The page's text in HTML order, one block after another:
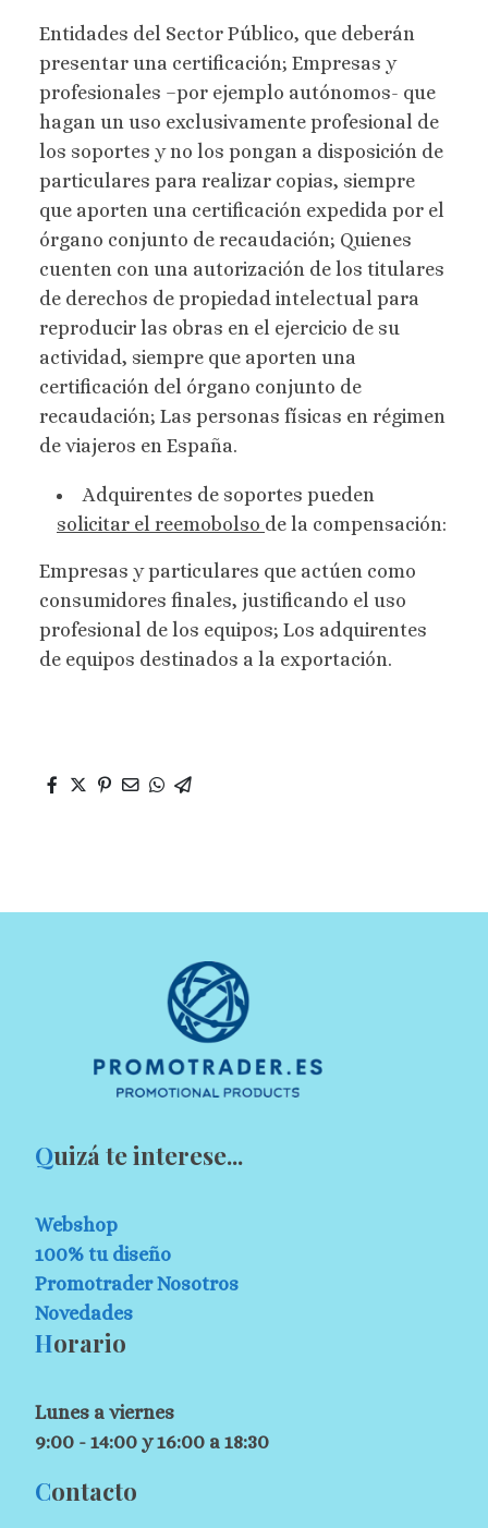
Entidades del Sector Público, que deberán
presentar una certificación; Empresas y
profesionales –por ejemplo autónomos- que
hagan un uso exclusivamente profesional de
los soportes y no los pongan a disposición de
particulares para realizar copias, siempre
que aporten una certificación expedida por el
órgano conjunto de recaudación; Quienes
cuenten con una autorización de los titulares
de derechos de propiedad intelectual para
reproducir las obras en el ejercicio de su
actividad, siempre que aporten una
certificación del órgano conjunto de
recaudación; Las personas físicas en régimen
de viajeros en España.
Adquirentes de soportes pueden
solicitar el reemobolso de la compensación:
Empresas y particulares que actúen como
consumidores finales, justificando el uso
profesional de los equipos; Los adquirentes
de equipos destinados a la exportación.
Quizá te interese...
Webshop
100% tu diseño
Promotrader Nosotros
Novedades
Horario
Lunes a viernes
9:00 - 14:00 y 16:00 a 18:30
Contacto